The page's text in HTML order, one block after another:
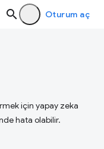
Oturum aç
için yapay zeka
hata olabilir.